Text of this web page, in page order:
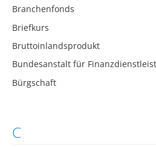
Branchenfonds
Briefkurs
Bruttoinlandsprodukt
Bundesanstalt für
Bürgschaft
C